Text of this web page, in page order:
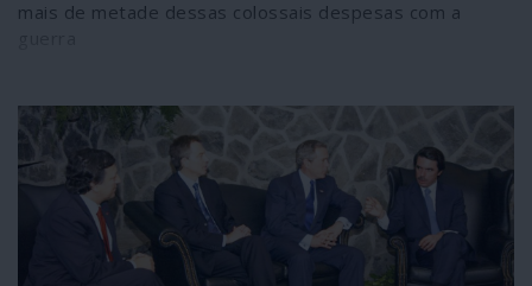
mais de metade dessas colossais despesas com a